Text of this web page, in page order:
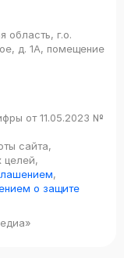
область, г.о.
д. 1А, помещение
от 11.05.2023 №
сайта,
целей,
,
о защите